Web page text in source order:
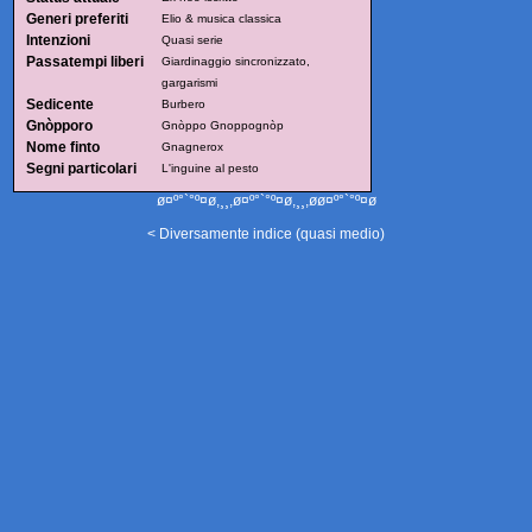
Generi preferiti Elio & musica classica
Intenzioni Quasi serie
Passatempi liberi
Giardinaggio sincronizzato,
gargarismi
Sedicente Burbero
Gnòpporo Gnòppo Gnoppognòp
Nome finto Gnagnerox
Segni particolari L'inguine al pesto
ø¤º°`°º¤ø,¸¸,ø¤º°`°º¤ø,¸¸,øø¤º°`°º¤ø
< Diversamente indice (quasi medio)